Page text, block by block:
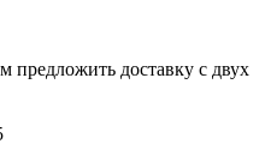
доставку с двух